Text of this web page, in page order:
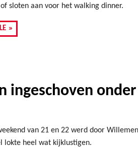
sloten aan voor het walking dinner.
»
ingeschoven
van 21 en 22 werd door
lokte heel wat kijklustigen.